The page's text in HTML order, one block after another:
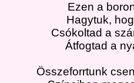
Ezen a
Hagytuk,
Csókoltad a
Átfogtad a
Összeforrtunk